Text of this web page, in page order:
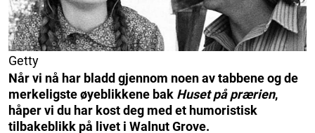
Getty
Når vi nå har bladd gjennom noen av tabbene og de
merkeligste øyeblikkene bak Huset på prærien,
håper vi du har kost deg med et humoristisk
tilbakeblikk på livet i Walnut Grove.